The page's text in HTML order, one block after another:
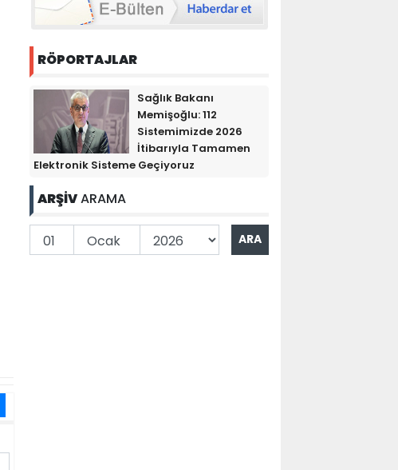
RÖPORTAJLAR
Sağlık Bakanı
Memişoğlu: 112
Sistemimizde 2026
İtibarıyla Tamamen
Elektronik Sisteme Geçiyoruz
ARŞİVARAMA